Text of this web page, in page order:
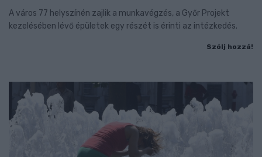
A város 77 helyszínén zajlik a munkavégzés, a Győr Projekt
kezelésében lévő épületek egy részét is érinti az intézkedés.
Szólj hozzá!